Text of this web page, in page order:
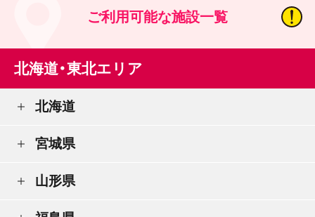
ご利用可能な施設一覧
北海道・東北エリア
北海道
宮城県
山形県